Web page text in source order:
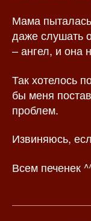
Мама
даже слушать
– ангел, и она
Так хотелось
бы меня
проблем.
Извиняюсь,
Всем печенек